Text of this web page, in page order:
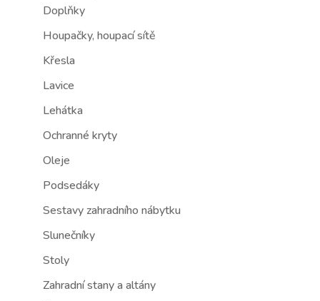
Doplňky
Houpačky, houpací sítě
Křesla
Lavice
Lehátka
Ochranné kryty
Oleje
Podsedáky
Sestavy zahradního nábytku
Slunečníky
Stoly
Zahradní stany a altány